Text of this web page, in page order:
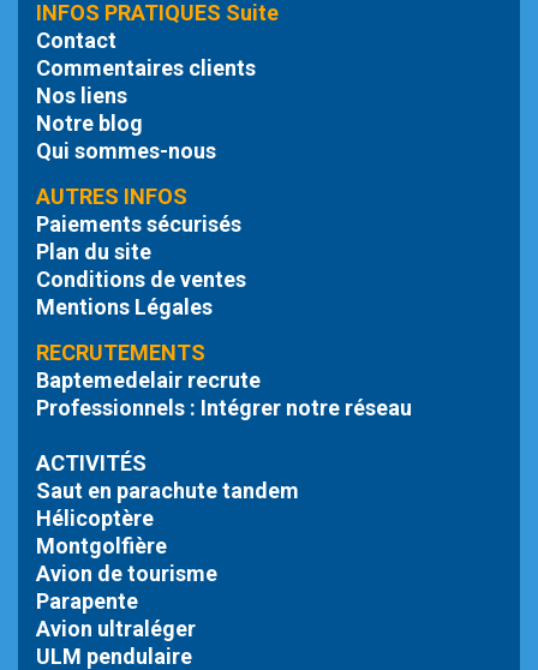
INFOS PRATIQUES Suite
Contact
Commentaires clients
Nos liens
Notre blog
Qui sommes-nous
AUTRES INFOS
Paiements sécurisés
Plan du site
Conditions de ventes
Mentions Légales
RECRUTEMENTS
Baptemedelair recrute
Professionnels : Intégrer notre réseau
ACTIVITÉS
Saut en parachute tandem
Hélicoptère
Montgolfière
Avion de tourisme
Parapente
Avion ultraléger
ULM pendulaire